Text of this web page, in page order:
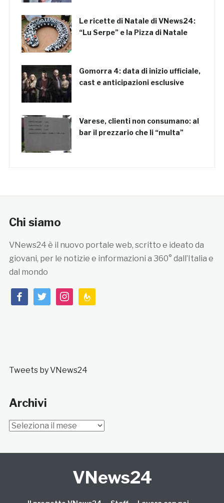
Le ricette di Natale di VNews24:
“Lu Serpe” e la Pizza di Natale
Gomorra 4: data di inizio ufficiale,
cast e anticipazioni esclusive
Varese, clienti non consumano: al
bar il prezzario che li “multa”
Chi siamo
VNews24 è il nuovo portale web, scritto e ideato da
giovani, per le notizie e informazioni a 360° dall’Italia e
dal mondo
facebooktwitterinstagramfeedburner
Tweets by VNews24
Archivi
Archivi
VNews24